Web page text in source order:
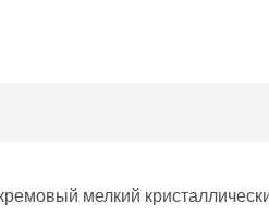
мелкий